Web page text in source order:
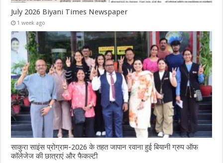
July 2026 Biyani Times Newspaper
1 week ago
साकुरा साइंस प्रोग्राम-2026 के तहत जापान रवाना हुई बियानी ग्रुप ऑफ
कॉलेजेज की छात्राएं और फैकल्टी